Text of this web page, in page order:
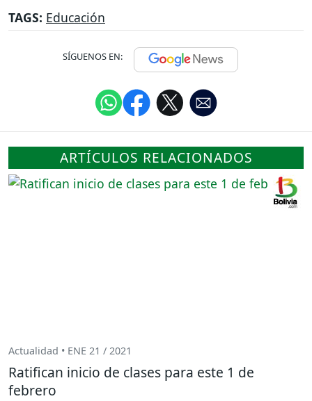
TAGS: Educación
SÍGUENOS EN:
ARTÍCULOS RELACIONADOS
Actualidad • ENE 21 / 2021
Ratifican inicio de clases para este 1 de
febrero